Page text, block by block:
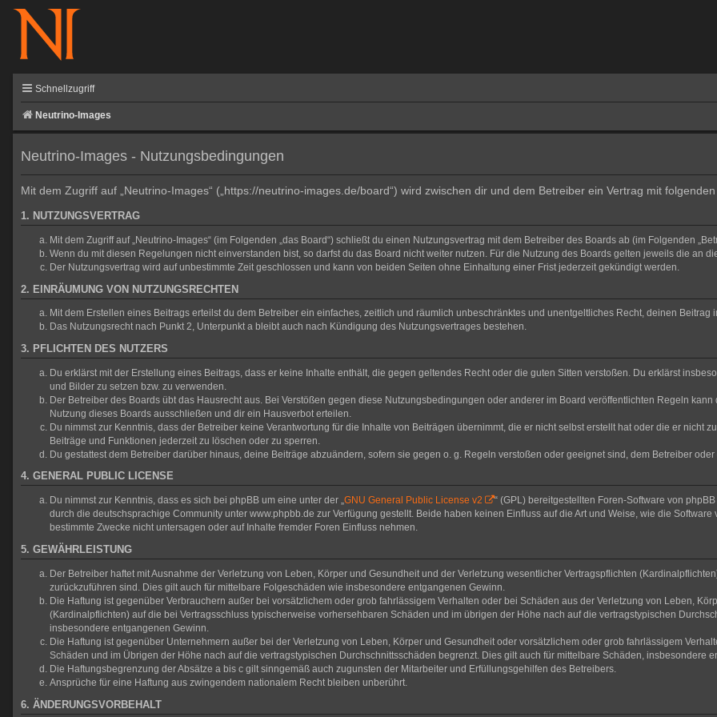
Schnellzugriff
Neutrino-Images
Neutrino-Images - Nutzungsbedingungen
Mit dem Zugriff auf „Neutrino-Images“ („https://neutrino-images.de/board“) wird zwischen dir und dem Betreiber ein Vertrag mit
1. NUTZUNGSVERTRAG
Mit dem Zugriff auf „Neutrino-Images“ (im Folgenden „das Board“) schließt du einen Nutzungsvertrag mit dem Betreiber des Boards ab (im Folgenden
Wenn du mit diesen Regelungen nicht einverstanden bist, so darfst du das Board nicht weiter nutzen. Für die Nutzung des Boards gelten jeweils die an
Der Nutzungsvertrag wird auf unbestimmte Zeit geschlossen und kann von beiden Seiten ohne Einhaltung einer Frist jederzeit gekündigt werden.
2. EINRÄUMUNG VON NUTZUNGSRECHTEN
Mit dem Erstellen eines Beitrags erteilst du dem Betreiber ein einfaches, zeitlich und räumlich unbeschränktes und unentgeltliches Recht, deinen Beitrag
Das Nutzungsrecht nach Punkt 2, Unterpunkt a bleibt auch nach Kündigung des Nutzungsvertrages bestehen.
3. PFLICHTEN DES NUTZERS
Du erklärst mit der Erstellung eines Beitrags, dass er keine Inhalte enthält, die gegen geltendes Recht oder die guten Sitten verstoßen. Du erklärst
und Bilder zu setzen bzw. zu verwenden.
Der Betreiber des Boards übt das Hausrecht aus. Bei Verstößen gegen diese Nutzungsbedingungen oder anderer im Board veröffentlichten Regeln
Nutzung dieses Boards ausschließen und dir ein Hausverbot erteilen.
Du nimmst zur Kenntnis, dass der Betreiber keine Verantwortung für die Inhalte von Beiträgen übernimmt, die er nicht selbst erstellt hat oder die er nicht
Beiträge und Funktionen jederzeit zu löschen oder zu sperren.
Du gestattest dem Betreiber darüber hinaus, deine Beiträge abzuändern, sofern sie gegen o. g. Regeln verstoßen oder geeignet sind, dem Betreiber
4. GENERAL PUBLIC LICENSE
Du nimmst zur Kenntnis, dass es sich bei phpBB um eine unter der „GNU General Public License v2
“ (GPL) bereitgestellten Foren-Software von
durch die deutschsprachige Community unter www.phpbb.de zur Verfügung gestellt. Beide haben keinen Einfluss auf die Art und Weise, wie die
bestimmte Zwecke nicht untersagen oder auf Inhalte fremder Foren Einfluss nehmen.
5. GEWÄHRLEISTUNG
Der Betreiber haftet mit Ausnahme der Verletzung von Leben, Körper und Gesundheit und der Verletzung wesentlicher Vertragspflichten
zurückzuführen sind. Dies gilt auch für mittelbare Folgeschäden wie insbesondere entgangenen Gewinn.
Die Haftung ist gegenüber Verbrauchern außer bei vorsätzlichem oder grob fahrlässigem Verhalten oder bei Schäden aus der Verletzung von Leben,
(Kardinalpflichten) auf die bei Vertragsschluss typischerweise vorhersehbaren Schäden und im übrigen der Höhe nach auf die vertragstypischen
insbesondere entgangenen Gewinn.
Die Haftung ist gegenüber Unternehmern außer bei der Verletzung von Leben, Körper und Gesundheit oder vorsätzlichem oder grob fahrlässigem
Schäden und im Übrigen der Höhe nach auf die vertragstypischen Durchschnittsschäden begrenzt. Dies gilt auch für mittelbare Schäden, insbesondere
Die Haftungsbegrenzung der Absätze a bis c gilt sinngemäß auch zugunsten der Mitarbeiter und Erfüllungsgehilfen des Betreibers.
Ansprüche für eine Haftung aus zwingendem nationalem Recht bleiben unberührt.
6. ÄNDERUNGSVORBEHALT